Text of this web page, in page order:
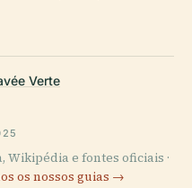
Verte
e fontes oficiais ·
os nossos guias →